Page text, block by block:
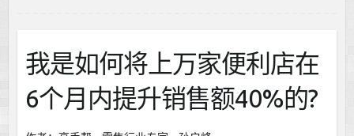
我是如何将上万家便利店在
6个月内提升销售额40%的?